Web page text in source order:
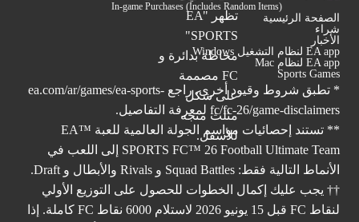
In-game Purchases (Includes Random Items)
الصفحة الرئيسية
شراء
الأخبار
EA app لنظام التشغيل Windows
EA app لنظام Mac
Sports Games
* تطبق شروط وقيود أخرى. راجع ea.com/ar/games/ea-sports-
fc/fc-26/game-disclaimers لمعرفة التفاصيل.
** تستند إحصائيات مواسم الجولة العالمية للعبة ™EA
SPORTS FC™ 26 Football Ultimate Team إلى اللعب في
الأنماط التالية فقط: Squad Battles و Rivals والأبطال و Draft.
†† يجب عليك إكمال الخطوات للحصول على التوزيع الأولي
لنقاط FC قبل 15 يونيو 2026 لاستلام 6000 نقاط FC كاملة. إذا